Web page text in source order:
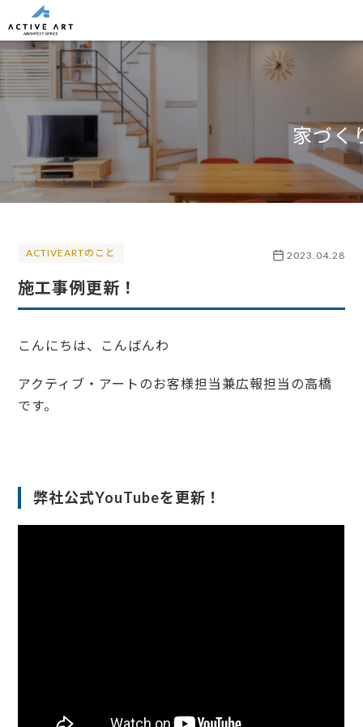
家づく
ACTIVEARTのこと 2023.04.28
施工事例更新！
こんにちは、こんばんわ
アクティブ・アートのお客様担当兼広報担当の高橋
です。
弊社公式YouTubeを更新！